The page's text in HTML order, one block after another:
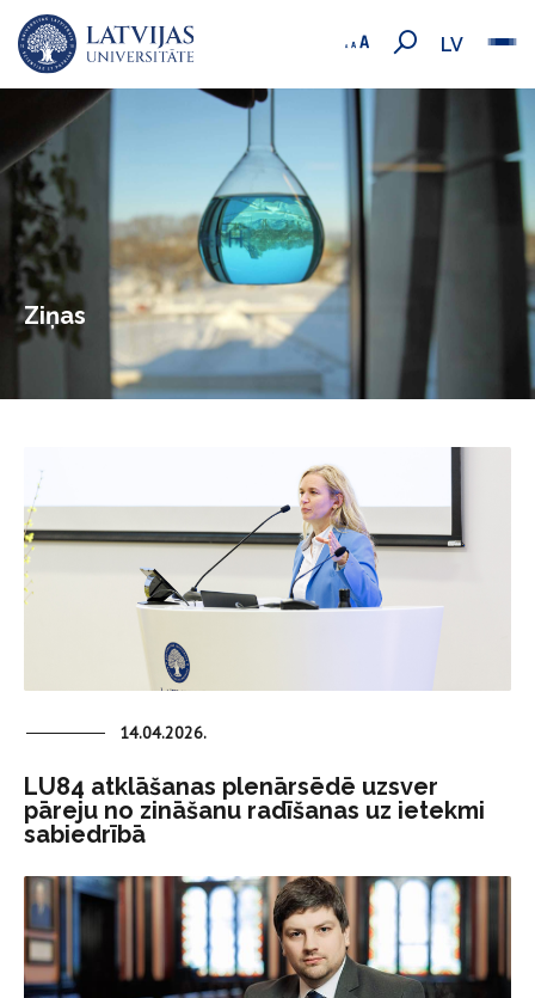
LV
Ziņas
14.04.2026.
LU84 atklāšanas plenārsēdē uzsver
pāreju no zināšanu radīšanas uz ietekmi
sabiedrībā